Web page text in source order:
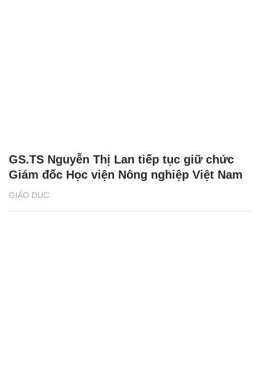
GIÁO DỤC
GS.TS Nguyễn Thị Lan tiếp tục giữ chức
Giám đốc Học viện Nông nghiệp Việt Nam